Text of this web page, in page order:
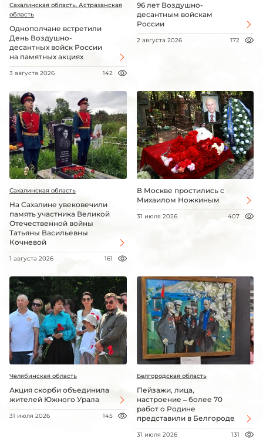
Сахалинская область, Астраханская
область
Однополчане встретили
День Воздушно-
десантных войск России
на памятных акциях
3 августа 2026 142
96 лет Воздушно-
десантным войскам
России
2 августа 2026 172
Сахалинская область
На Сахалине увековечили
память участника Великой
Отечественной войны
Татьяны Васильевны
Кочневой
1 августа 2026 161
В Москве простились с
Михаилом Ножкиным
31 июля 2026 407
Челябинская область
Акция скорби объединила
жителей Южного Урала
31 июля 2026 145
Белгородская область
Пейзажи, лица,
настроение – более 70
работ о Родине
представили в Белгороде
31 июля 2026 131